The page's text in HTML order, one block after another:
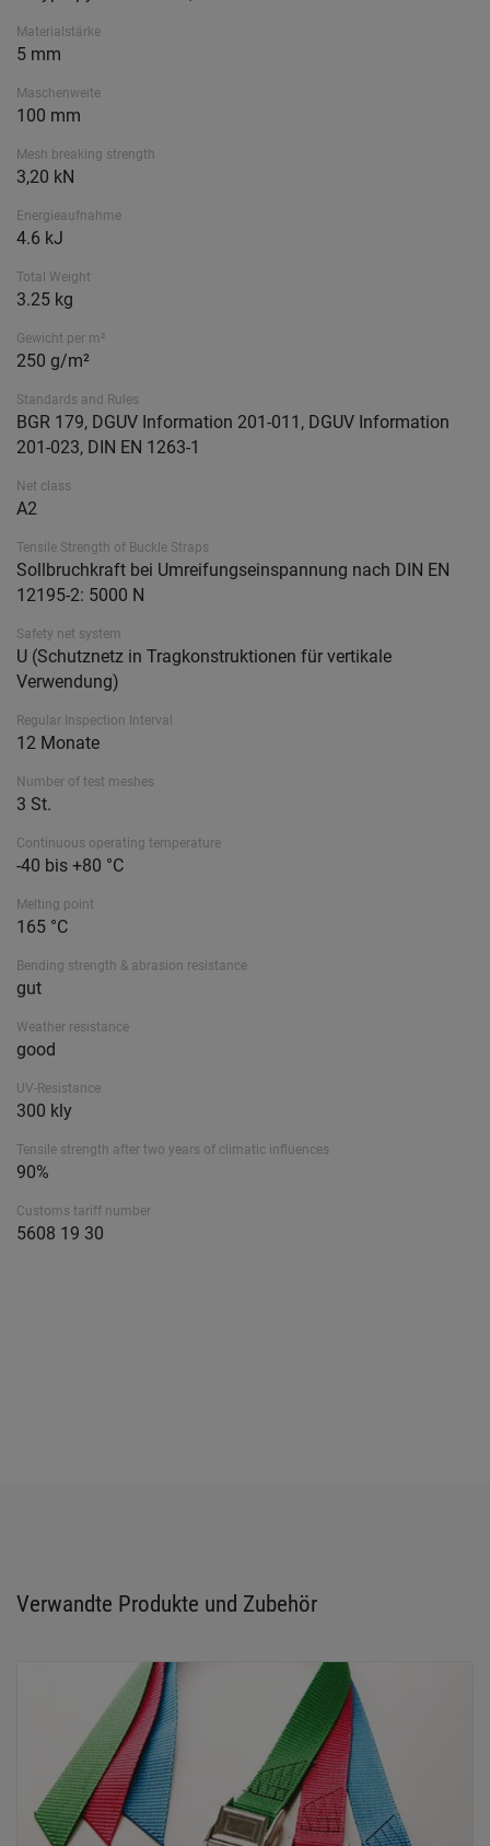
Materialstärke
5 mm
Maschenweite
100 mm
Mesh breaking strength
3,20 kN
Energieaufnahme
4.6 kJ
Total Weight
3.25 kg
Gewicht per m²
250 g/m²
Standards and Rules
BGR 179, DGUV Information 201-011, DGUV Information
201-023, DIN EN 1263-1
Net class
A2
Tensile Strength of Buckle Straps
Sollbruchkraft bei Umreifungseinspannung nach DIN EN
12195-2: 5000 N
Safety net system
U (Schutznetz in Tragkonstruktionen für vertikale
Verwendung)
Regular Inspection Interval
12 Monate
Number of test meshes
3 St.
Continuous operating temperature
-40 bis +80 °C
Melting point
165 °C
Bending strength & abrasion resistance
gut
Weather resistance
good
UV-Resistance
300 kly
Tensile strength after two years of climatic influences
90%
Customs tariff number
5608 19 30
Verwandte Produkte und Zubehör